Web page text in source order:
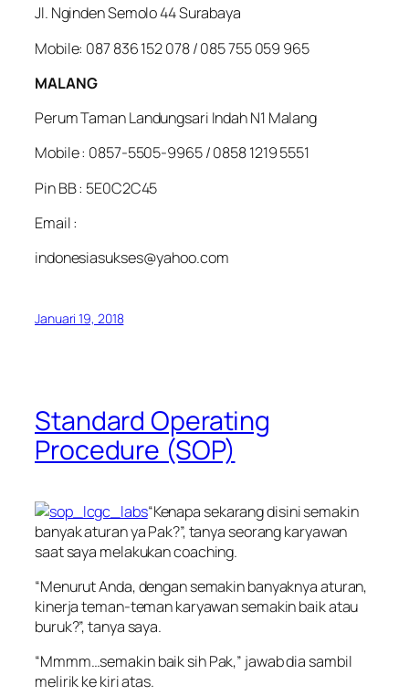
Jl. Nginden Semolo 44 Surabaya
Mobile: 087 836 152 078 / 085 755 059 965
MALANG
Perum Taman Landungsari Indah N1 Malang
Mobile : 0857-5505-9965 / 0858 1219 5551
Pin BB : 5E0C2C45
Email :
indonesiasukses@yahoo.com
Januari 19, 2018
Standard Operating
Procedure (SOP)
“Kenapa sekarang disini semakin
banyak aturan ya Pak?”, tanya seorang karyawan
saat saya melakukancoaching.
“Menurut Anda, dengan semakin banyaknya aturan,
kinerja teman-teman karyawan semakin baik atau
buruk?”, tanya saya.
“Mmmm…semakin baik sih Pak,” jawab dia sambil
melirik ke kiri atas.